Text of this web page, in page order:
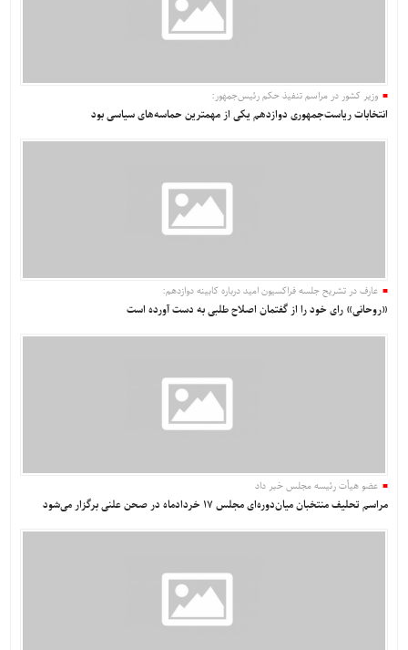
وزیر کشور در مراسم تنفیذ حکم رئیس‌جمهور:
انتخابات ریاست‌جمهوری دوازدهم یکی از مهمترین حماسه‌های سیاسی بود
عارف در تشریح جلسه فراکسیون امید درباره کابینه دوازدهم:
«روحانی» رای خود را از گفتمان اصلاح طلبی به دست آورده است
عضو هیأت رئیسه مجلس خبر داد
مراسم تحلیف منتخبان میان‌دوره‌ای مجلس 17 خردادماه در صحن علنی برگزار می‌شود